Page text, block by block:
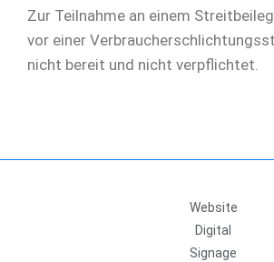
Zur Teilnahme an einem
vor einer
nicht bereit und nicht verpflichtet.
Website
Digital
Signage